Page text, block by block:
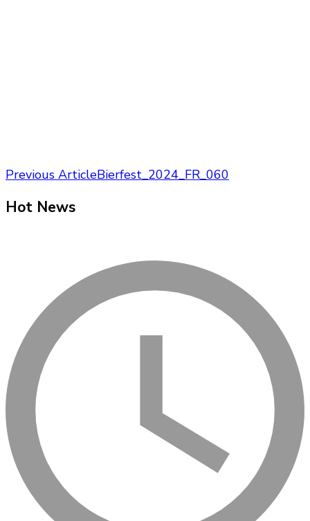
Post
Navigation
Previous ArticleBierfest_2024_FR_060
Hot News